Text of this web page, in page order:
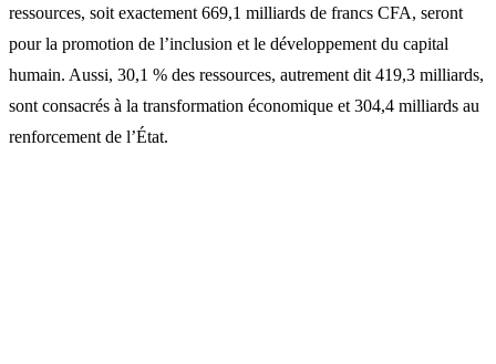
ressources, soit exactement 669,1 milliards de francs CFA, seront
pour la promotion de l’inclusion et le développement du capital
humain. Aussi, 30,1 % des ressources, autrement dit 419,3 milliards,
sont consacrés à la transformation économique et 304,4 milliards au
renforcement de l’État.